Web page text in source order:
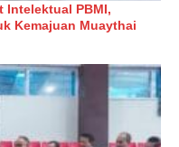
Intelektual PBMI,
Kemajuan Muaythai